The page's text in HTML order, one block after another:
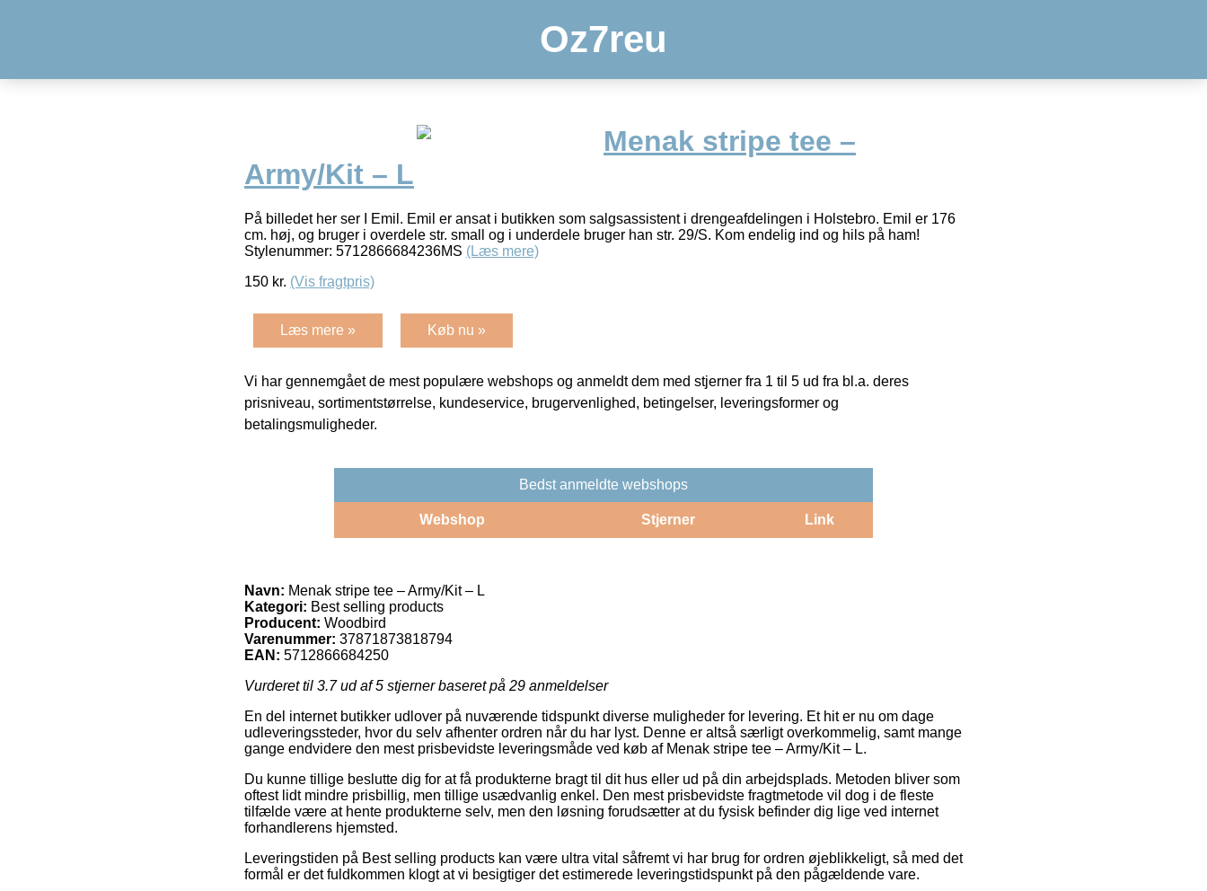
Oz7reu
Menak stripe tee –
Army/Kit – L
På billedet her ser I Emil. Emil er ansat i butikken som salgsassistent i drengeafdelingen i Holstebro. Emil er 176
cm. høj, og bruger i overdele str. small og i underdele bruger han str. 29/S. Kom endelig ind og hils på ham!
Stylenummer: 5712866684236MS (Læs mere)
150 kr. (Vis fragtpris)
Læs mere » Køb nu »
Vi har gennemgået de mest populære webshops og anmeldt dem med stjerner fra 1 til 5 ud fra bl.a. deres
prisniveau, sortimentstørrelse, kundeservice, brugervenlighed, betingelser, leveringsformer og
betalingsmuligheder.
Bedst anmeldte webshops
Webshop Stjerner Link
Navn: Menak stripe tee – Army/Kit – L
Kategori: Best selling products
Producent: Woodbird
Varenummer: 37871873818794
EAN: 5712866684250
Vurderet til 3.7ud af 5 stjerner baseret på 29 anmeldelser
En del internet butikker udlover på nuværende tidspunkt diverse muligheder for levering. Et hit er nu om dage
udleveringssteder, hvor du selv afhenter ordren når du har lyst. Denne er altså særligt overkommelig, samt mange
gange endvidere den mest prisbevidste leveringsmåde ved køb af Menak stripe tee – Army/Kit – L.
Du kunne tillige beslutte dig for at få produkterne bragt til dit hus eller ud på din arbejdsplads. Metoden bliver som
oftest lidt mindre prisbillig, men tillige usædvanlig enkel. Den mest prisbevidste fragtmetode vil dog i de fleste
tilfælde være at hente produkterne selv, men den løsning forudsætter at du fysisk befinder dig lige ved internet
forhandlerens hjemsted.
Leveringstiden på Best selling products kan være ultra vital såfremt vi har brug for ordren øjeblikkeligt, så med det
formål er det fuldkommen klogt at vi besigtiger det estimerede leveringstidspunkt på den pågældende vare.